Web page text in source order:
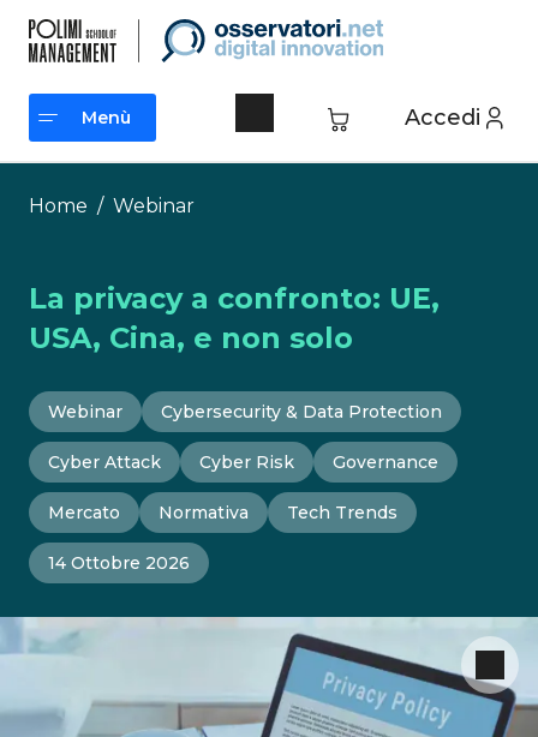
contenuto
Accedi
Menù
Menù
Home / Webinar
La privacy a confronto: UE,
USA, Cina, e non solo
Webinar Cybersecurity & Data Protection
Cyber Attack Cyber Risk Governance
Mercato Normativa Tech Trends
14 Ottobre 2026